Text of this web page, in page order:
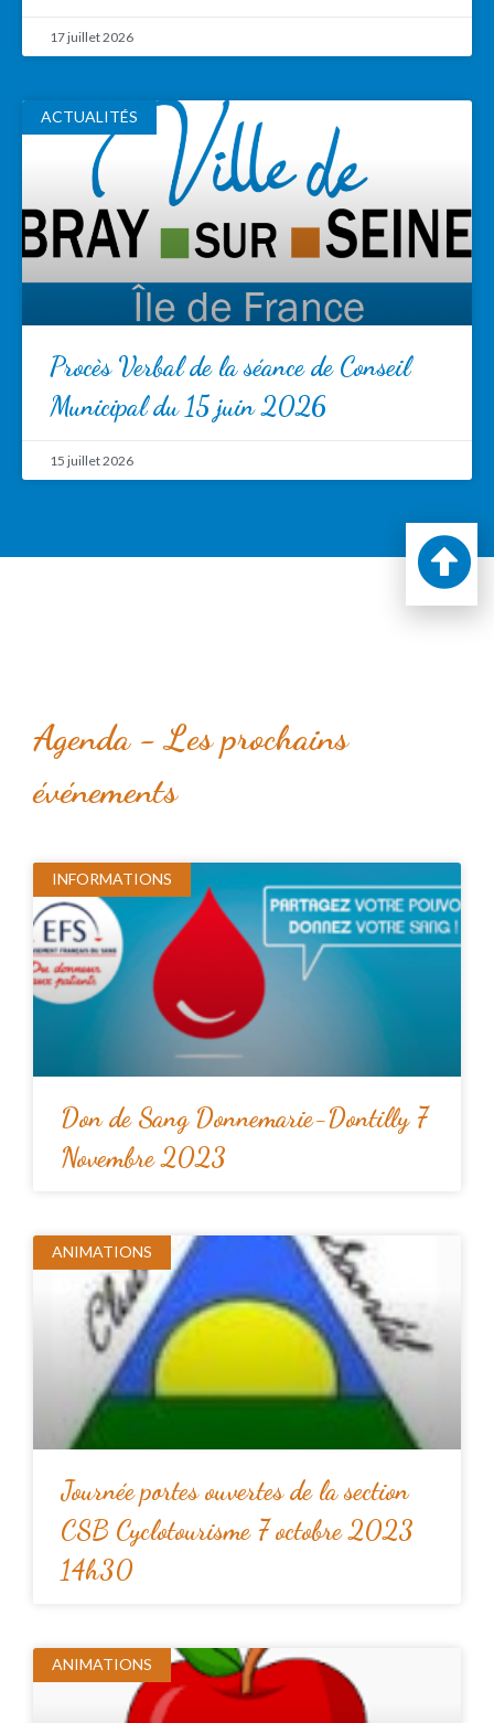
17 juillet 2026
ACTUALITÉS
Procès Verbal de la séance de Conseil
Municipal du 15 juin 2026
15 juillet 2026
Agenda - Les prochains
événements
INFORMATIONS
Don de Sang Donnemarie-Dontilly 7
Novembre 2023
ANIMATIONS
Journée portes ouvertes de la section
CSB Cyclotourisme 7 octobre 2023
14h30
ANIMATIONS